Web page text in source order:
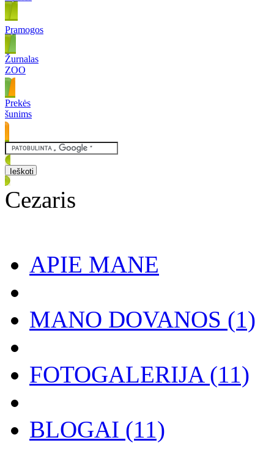
Pramogos
Žurnalas
ZOO
Prekės
šunims
Cezaris
APIE MANE
MANO DOVANOS (1)
FOTOGALERIJA(11)
BLOGAI (11)